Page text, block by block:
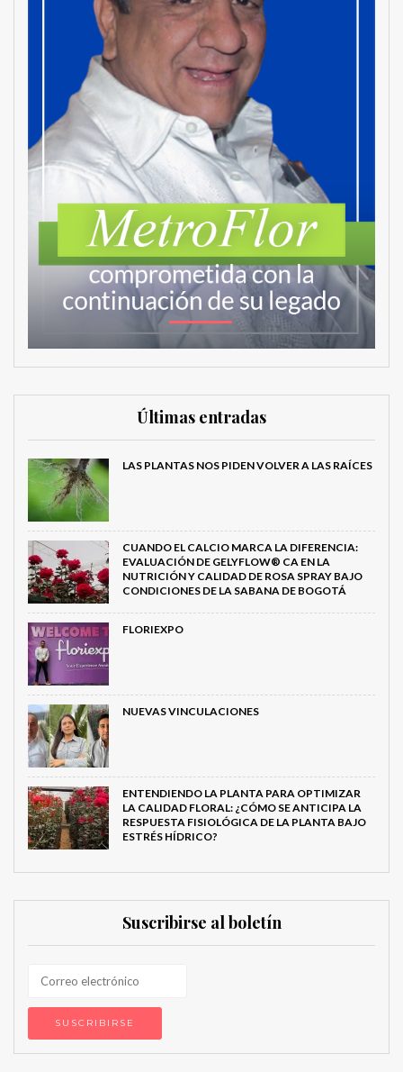
Últimas entradas
LAS PLANTAS NOS PIDEN VOLVER A LAS RAÍCES
CUANDO EL CALCIO MARCA LA DIFERENCIA:
EVALUACIÓN DE GELYFLOW® CA EN LA
NUTRICIÓN Y CALIDAD DE ROSA SPRAY BAJO
CONDICIONES DE LA SABANA DE BOGOTÁ
FLORIEXPO
NUEVAS VINCULACIONES
ENTENDIENDO LA PLANTA PARA OPTIMIZAR
LA CALIDAD FLORAL: ¿CÓMO SE ANTICIPA LA
RESPUESTA FISIOLÓGICA DE LA PLANTA BAJO
ESTRÉS HÍDRICO?
Suscribirse al boletín